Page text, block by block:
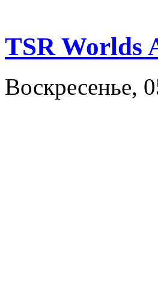
TSR Worlds
Воскресенье,